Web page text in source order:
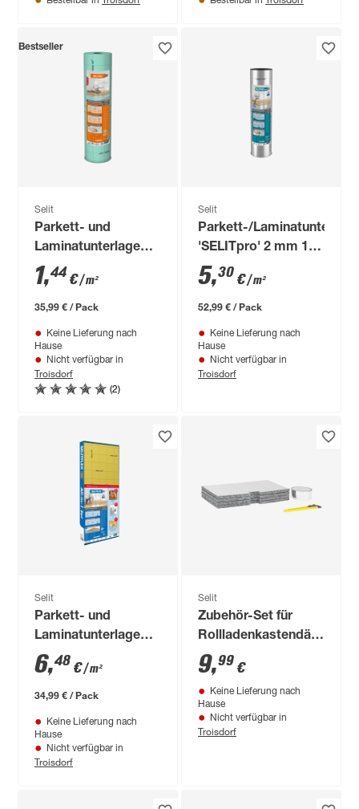
Bestseller
Selit
Parkett- und
Laminatunterlage
'Selitac' 2,2 mm, 1 x
25 m, 25 m²
1,44€/ m²
35,99 € / Pack
Keine Lieferung nach
Hause
Nicht verfügbar in
Troisdorf
(2)
Selit
Parkett-/Laminatunterlage
'SELITpro' 2 mm 10
m²
5,30 €/ m²
52,99 € / Pack
Keine Lieferung nach
Hause
Nicht verfügbar in
Troisdorf
Selit
Parkett- und
Laminatunterlage
'Selitflex 10 mm
Thermo', 0,5 m x 1,2
m, 6 m² +Tape
6,48 €/ m²
34,99 € / Pack
Keine Lieferung nach
Hause
Nicht verfügbar in
Troisdorf
Selit
Zubehör-Set für
Rollladenkastendämmung
'Selitherm' 4-tlg.
9,99 €
Keine Lieferung nach
Hause
Nicht verfügbar in
Troisdorf